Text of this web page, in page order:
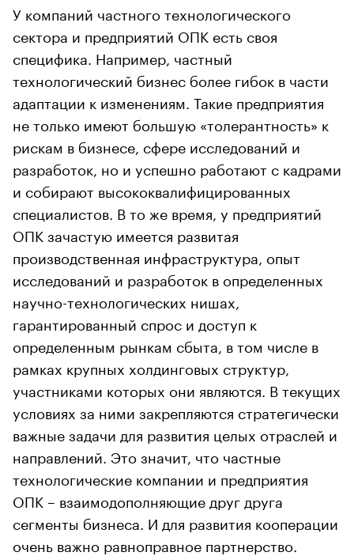
У компаний частного технологического
сектора и предприятий ОПК есть своя
специфика. Например, частный
технологический бизнес более гибок в части
адаптации к изменениям. Такие предприятия
не только имеют большую «толерантность» к
рискам в бизнесе, сфере исследований и
разработок, но и успешно работают с кадрами
и собирают высококвалифицированных
специалистов. В то же время, у предприятий
ОПК зачастую имеется развитая
производственная инфраструктура, опыт
исследований и разработок в определенных
научно-технологических нишах,
гарантированный спрос и доступ к
определенным рынкам сбыта, в том числе в
рамках крупных холдинговых структур,
участниками которых они являются. В текущих
условиях за ними закрепляются стратегически
важные задачи для развития целых отраслей и
направлений. Это значит, что частные
технологические компании и предприятия
ОПК – взаимодополняющие друг друга
сегменты бизнеса. И для развития кооперации
очень важно равноправное партнерство.